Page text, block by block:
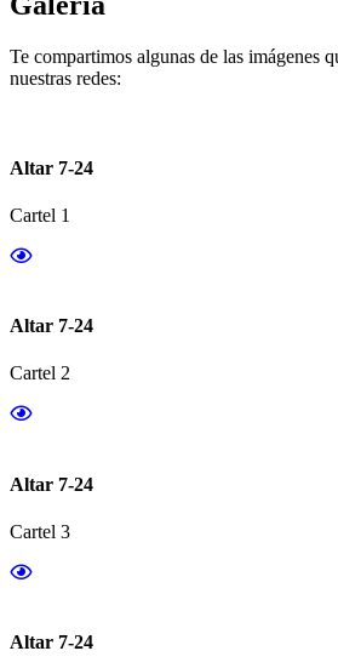
Te compartimos algunas de las imágenes
nuestras redes:
Altar 7-24
Cartel 1
Altar 7-24
Cartel 2
Altar 7-24
Cartel 3
Altar 7-24